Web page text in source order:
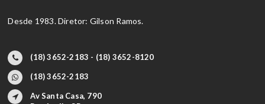
Desde 1983. Diretor: Gilson Ramos.
(18) 3652-2183 - (18) 3652-8120
(18) 3652-2183
Av Santa Casa, 790